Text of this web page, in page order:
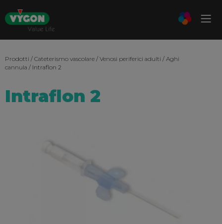
Prodotti / Cateterismo vascolare / Venosi periferici adulti / Aghi
cannula / Intraflon 2
Intraflon 2